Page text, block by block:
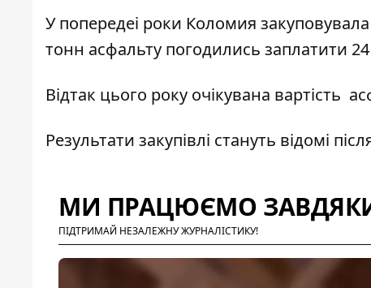
У попередеі роки Коломия
тонн асфальту погодились заплатити
Відтак цього року очікувана вартість
Результати закупівлі стануть відомі
МИ ПРАЦЮЄМО
ПІДТРИМАЙ НЕЗАЛЕЖНУ ЖУРНАЛІСТИКУ!